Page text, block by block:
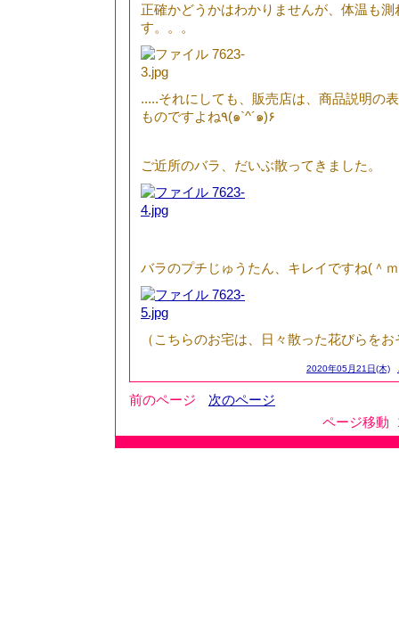
正確かどうかはわかりませんが、体温も
す。。。
.....それにしても、販売店は、商品説明の
ものですよね٩(๑`^´๑)۶
ご近所のバラ、だいぶ散ってきました。
バラのプチじゅうたん、キレイですね(＾
（こちらのお宅は、日々散った花びらを
2020年05月21日(木)
前のページ
次のページ
ページ移動